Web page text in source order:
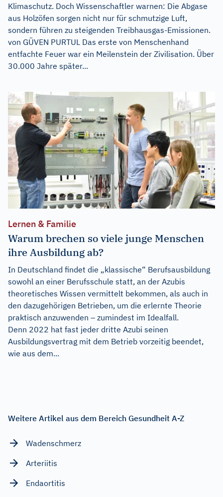
Klimaschutz. Doch Wissenschaftler warnen: Die Abgase
aus Holzöfen sorgen nicht nur für schmutzige Luft,
sondern führen zu steigenden Treibhausgas-Emissionen.
von GÜVEN PURTUL Das erste von Menschenhand
entfachte Feuer war ein Meilenstein der Zivilisation. Über
30.000 Jahre später...
Lernen & Familie
Warum brechen so viele junge Menschen
ihre Ausbildung ab?
In Deutschland findet die „klassische“ Berufsausbildung
sowohl an einer Berufsschule statt, an der Azubis
theoretisches Wissen vermittelt bekommen, als auch in
den dazugehörigen Betrieben, um die erlernte Theorie
praktisch anzuwenden – zumindest im Idealfall.
Denn 2022 hat fast jeder dritte Azubi seinen
Ausbildungsvertrag mit dem Betrieb vorzeitig beendet,
wie aus dem...
Weitere Artikel aus dem Bereich Gesundheit A-Z
Wadenschmerz
Arteriitis
Endaortitis